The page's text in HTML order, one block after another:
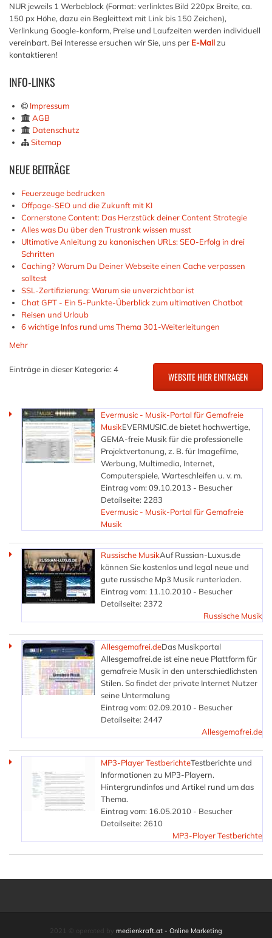
NUR jeweils 1 Werbeblock (Format: verlinktes Bild 220px Breite, ca.
150 px Höhe, dazu ein Begleittext mit Link bis 150 Zeichen),
Verlinkung Google-konform, Preise und Laufzeiten werden individuell
vereinbart. Bei Interesse ersuchen wir Sie, uns per E-Mailzu
kontaktieren!
INFO-LINKS
Impressum
AGB
Datenschutz
Sitemap
NEUEBEITRÄGE
Feuerzeuge bedrucken
Offpage-SEO und die Zukunft mit KI
Cornerstone Content: Das Herzstück deiner Content Strategie
Alles was Du über den Trustrank wissen musst
Ultimative Anleitung zu kanonischen URLs: SEO-Erfolg in drei
Schritten
Caching? Warum Du Deiner Webseite einen Cache verpassen
solltest
SSL-Zertifizierung: Warum sie unverzichtbar ist
Chat GPT - Ein 5-Punkte-Überblick zum ultimativen Chatbot
Reisen und Urlaub
6 wichtige Infos rund ums Thema 301-Weiterleitungen
Mehr
Einträge in dieser Kategorie: 4
Evermusic - Musik-Portal für Gemafreie
MusikEVERMUSIC.de bietet hochwertige,
GEMA-freie Musik für die professionelle
Projektvertonung, z. B. für Imagefilme,
Werbung, Multimedia, Internet,
Computerspiele, Warteschleifen u. v. m.
Eintrag vom: 09.10.2013 - Besucher
Detailseite: 2283
Evermusic - Musik-Portal für Gemafreie
Musik
Russische MusikAuf Russian-Luxus.de
können Sie kostenlos und legal neue und
gute russische Mp3 Musik runterladen.
Eintrag vom: 11.10.2010 - Besucher
Detailseite: 2372
Russische Musik
Allesgemafrei.deDas Musikportal
Allesgemafrei.de ist eine neue Plattform für
gemafreie Musik in den unterschiedlichsten
Stilen. So findet der private Internet Nutzer
seine Untermalung
Eintrag vom: 02.09.2010 - Besucher
Detailseite: 2447
Allesgemafrei.de
MP3-Player TestberichteTestberichte und
Informationen zu MP3-Playern.
Hintergrundinfos und Artikel rund um das
Thema.
Eintrag vom: 16.05.2010 - Besucher
Detailseite: 2610
MP3-Player Testberichte
2021 © operated by medienkraft.at - Online Marketing